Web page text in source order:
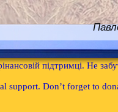
підтримці. Не
support. Don’t forget to